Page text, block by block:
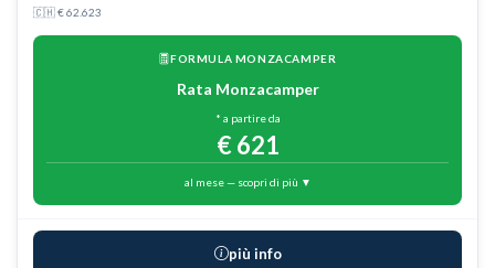
🇨🇭 € 62.623
FORMULA MONZACAMPER
Rata Monzacamper
* a partire da
€ 621
al mese — scopri di più ▼
più info